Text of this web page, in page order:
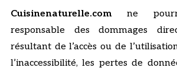
Cuisinenaturelle.comne
responsable des dommages
résultant de l’accès ou de
l’inaccessibilité, les pertes de